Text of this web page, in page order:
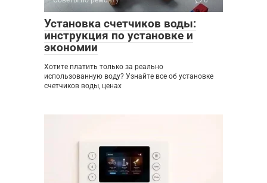
Установка счетчиков воды:
инструкция по установке и
экономии
Хотите платить только за реально
использованную воду? Узнайте все об установке
счетчиков воды, ценах